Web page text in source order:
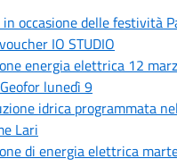
occasione delle festività
IO STUDIO
energia elettrica 12
lunedì 9
idrica programmata
Lari
di energia elettrica